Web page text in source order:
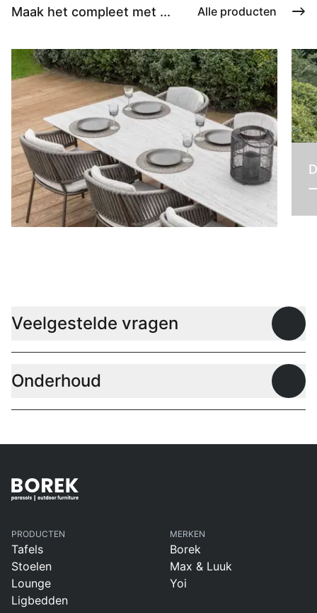
Maak het compleet met ... Alle producten
Veelgestelde vragen
Onderhoud
PRODUCTEN
Tafels
Stoelen
Lounge
Ligbedden
MERKEN
Borek
Max & Luuk
Yoi